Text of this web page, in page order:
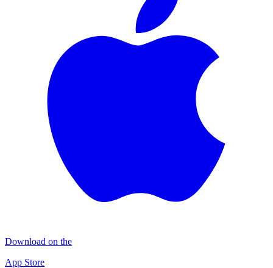
Download on the
App Store